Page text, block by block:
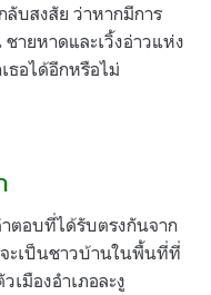
บสงสัย ว่าหากมีการ
ชายหาดและเวิ้งอ่าวแห่ง
ธอได้อีกหรือไม่
ตอบที่ได้รับตรงกันจาก
จะเป็นชาวบ้านในพื้นที่ที่
มืองอำเภอละงู